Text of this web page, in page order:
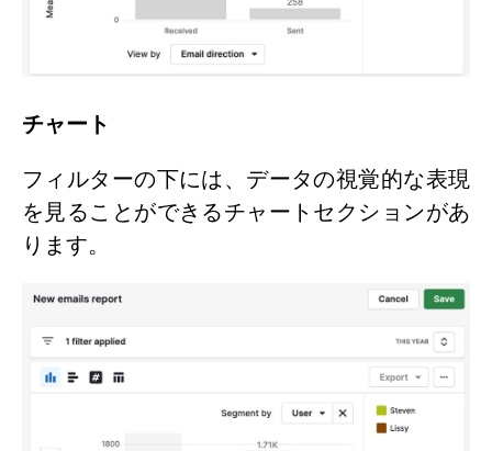
チャート
フィルターの下には、データの視覚的な表現
を見ることができるチャートセクションがあ
ります。